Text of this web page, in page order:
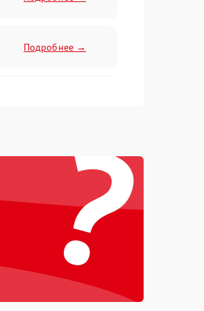
Подробнее →
Подробнее →
Подробнее →
Подробнее →
?